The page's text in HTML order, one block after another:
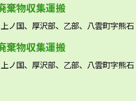
棄物収集運搬
ノ国、厚沢部、乙部、八雲町字熊石
棄物収集運搬
ノ国、厚沢部、乙部、八雲町字熊石